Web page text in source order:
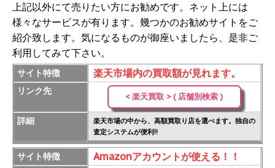
上記以外にて売りたい方にお勧めです。ネット上には
様々なサービスが有ります。幾つかのお勧めサイトをご
紹介致します。気になるものが御座いましたら、是非ご
利用してみて下さい。
サイト特徴 楽天市場内の買取額が見れます。
リンク先
< 楽天買取 > ( 店舗別検索 )
詳細
楽天市場の中から、高額買取り店を選べます。独自の
査定システムが便利!!
サイト特徴 Amazonアカウントが使える！！